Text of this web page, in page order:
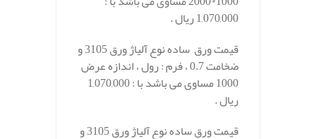
1,070,000 ریال .
قیمت ورق ساده نوع آلیاژ ورق 3105 و
ضخامت 0.7 ، فرم : رول ، اندازه عرض
1000 مساوی می باشد با : 1,070,000
ریال .
قیمت ورق ساده نوع آلیاژ ورق 3105 و